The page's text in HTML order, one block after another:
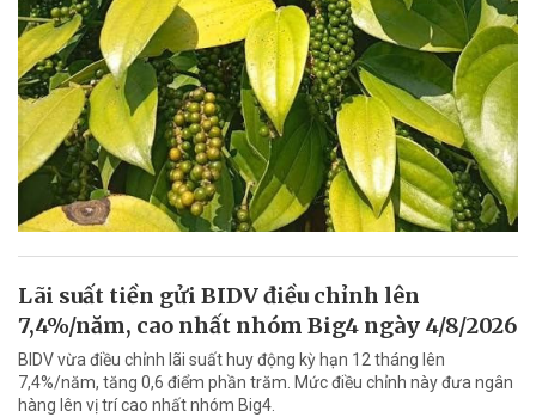
Lãi suất tiền gửi BIDV điều chỉnh lên
7,4%/năm, cao nhất nhóm Big4 ngày 4/8/2026
BIDV vừa điều chỉnh lãi suất huy động kỳ hạn 12 tháng lên
7,4%/năm, tăng 0,6 điểm phần trăm. Mức điều chỉnh này đưa ngân
hàng lên vị trí cao nhất nhóm Big4.